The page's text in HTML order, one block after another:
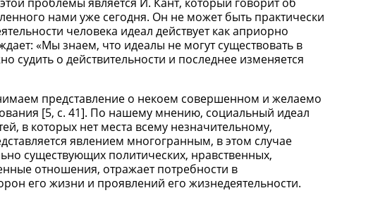
нами уже сегодня. Он не может быть практически
человека идеал действует как априорно
«Мы знаем, что идеалы не могут существовать в
о действительности и последнее изменяется
представление о некоем совершенном и желаемо
[5, с. 41]. По нашему мнению, социальный идеал
в которых нет места всему незначительному,
явлением многогранным, в этом случае
существующих политических, нравственных,
отношения, отражает потребности в
его жизни и проявлений его жизнедеятельности.